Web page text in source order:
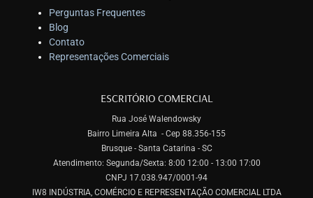
Perguntas Frequentes
Blog
Contato
Representações Comerciais
ESCRITÓRIO COMERCIAL
Rua José Walendowsky
Bairro Limeira Alta - Cep 88.356-155
Brusque - Santa Catarina - SC
Atendimento: Segunda/Sexta: 8:00 12:00 - 13:00 17:00
CNPJ 17.038.947/0001-94
IW8 INDÚSTRIA, COMÉRCIO E REPRESENTAÇÃO COMERCIAL LTDA